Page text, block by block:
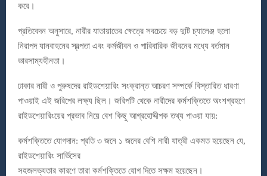
করে।
প্রতিবেদন অনুসারে, নারীর যাতায়াতের ক্ষেত্রে সবচেয়ে বড় দুটি চ্যালেঞ্জ হলো
নিরাপদ যানবাহনের স্বল্পতা এবং কর্মজীবন ও পারিবারিক জীবনের মধ্যে বর্তমান
ভারসাম্যহীনতা।
ঢাকার নারী ও পুরুষদের রাইডশেয়ারিং সংক্রান্ত আচরণ সম্পর্কে বিস্তারিত ধারণা
পাওয়াই এই জরিপের লক্ষ্য ছিল। জরিপটি থেকে নারীদের কর্মশক্তিতে অংশগ্রহণে
রাইডশেয়ারিংয়ের প্রভাব নিয়ে বেশ কিছু আগ্রহোদ্দীপক তথ্য পাওয়া যায়:
কর্মশক্তিতে যোগদান: প্রতি ৩ জনে ১ জনের বেশি নারী যাত্রী একমত হয়েছেন যে,
রাইডশেয়ারিং সার্ভিসের
সহজলভ্যতার কারণে তারা কর্মশক্তিতে যোগ দিতে সক্ষম হয়েছেন।